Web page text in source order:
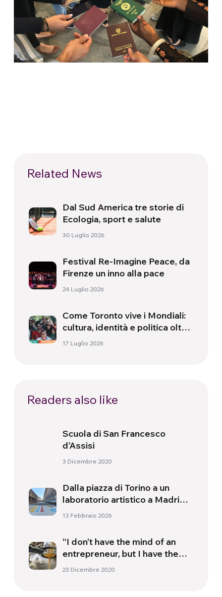
Related News
Dal Sud America tre storie di
Ecologia, sport e salute
30 Luglio 2026
Festival Re-Imagine Peace, da
Firenze un inno alla pace
24 Luglio 2026
Come Toronto vive i Mondiali:
cultura, identità e politica oltre
il campo
17 Luglio 2026
Readers also like
Scuola di San Francesco
d’Assisi
3 Dicembre 2020
Dalla piazza di Torino a un
laboratorio artistico a Madrid:
arte sociale in azione
13 Febbraio 2026
“I don’t have the mind of an
entrepreneur, but I have the
mind of a dreamer”. Spokes,
23 Dicembre 2020